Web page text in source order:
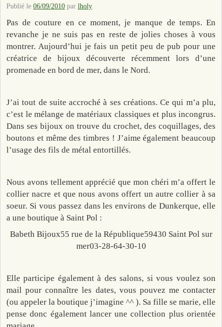
Publié le 06/09/2010 par lholy
Pas de couture en ce moment, je manque de temps. En
revanche je ne suis pas en reste de jolies choses à vous
montrer. Aujourd’hui je fais un petit peu de pub pour une
créatrice de bijoux découverte récemment lors d’une
promenade en bord de mer, dans le Nord.
J’ai tout de suite accroché à ses créations. Ce qui m’a plu,
c’est le mélange de matériaux classiques et plus incongrus.
Dans ses bijoux on trouve du crochet, des coquillages, des
boutons et même des timbres ! J’aime également beaucoup
l’usage des fils de métal entortillés.
Nous avons tellement apprécié que mon chéri m’a offert le
collier nacre et que nous avons offert un autre collier à sa
soeur. Si vous passez dans les environs de Dunkerque, elle
a une boutique à Saint Pol :
Babeth Bijoux55 rue de la République59430 Saint Pol sur
mer03-28-64-30-10
Elle participe également à des salons, si vous voulez son
mail pour connaître les dates, vous pouvez me contacter
(ou appeler la boutique j’imagine ^^ ). Sa fille se marie, elle
pense donc également lancer une collection plus orientée